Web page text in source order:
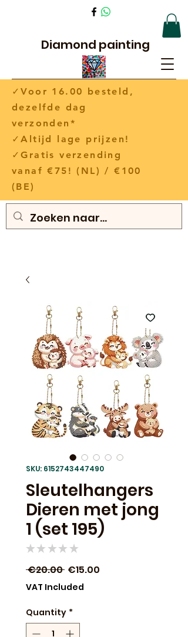
Diamond painting
✓Voor 16.00 besteld,
dezelfde dag
verzonden*
✓Altijd lage prijzen!
✓Gratis verzending
vanaf €75! (NL) / €100
(BE)
SKU: 6152743447490
Sleutelhangers
Dieren met jong
1 (set 195)
★ ★ ★ ★ ★
€20.00 Regular
Price
€15.00
VAT Included
Quantity *